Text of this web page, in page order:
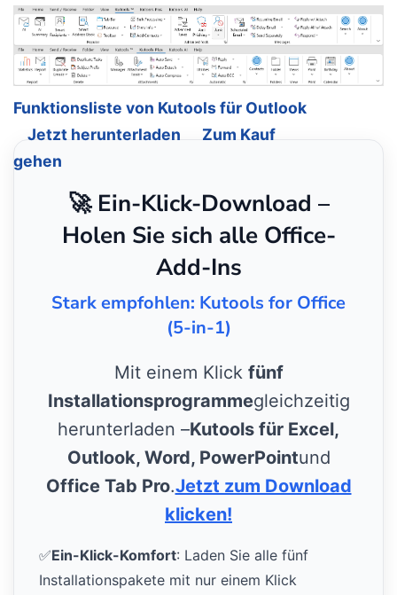
Funktionsliste von Kutools für Outlook
Jetzt herunterladen
Zum Kauf
gehen
🚀 Ein-Klick-Download –
Holen Sie sich alle Office-
Add-Ins
Stark empfohlen: Kutools for Office
(5-in-1)
Mit einem Klick fünf
Installationsprogrammegleichzeitig
herunterladen –Kutools für Excel,
Outlook, Word, PowerPointund
Office Tab Pro.Jetzt zum Download
klicken!
✅Ein-Klick-Komfort: Laden Sie alle fünf
Installationspakete mit nur einem Klick